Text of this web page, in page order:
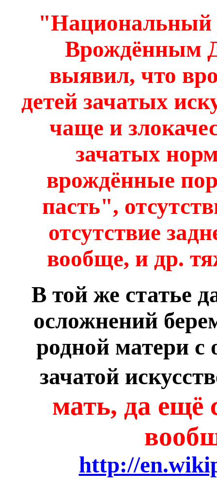
"Национальный
Врождённым
выявил, что
детей зачатых
чаще и
зачатых
врождённые
пасть",
отсутствие
вообще, и др.
В той же статье
осложнений
родной матери с
зачатой
мать, да ещё
http://